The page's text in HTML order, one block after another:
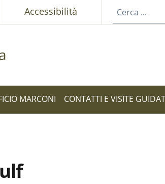
Accessibilità
MARCONI CONTATTI E VISITE